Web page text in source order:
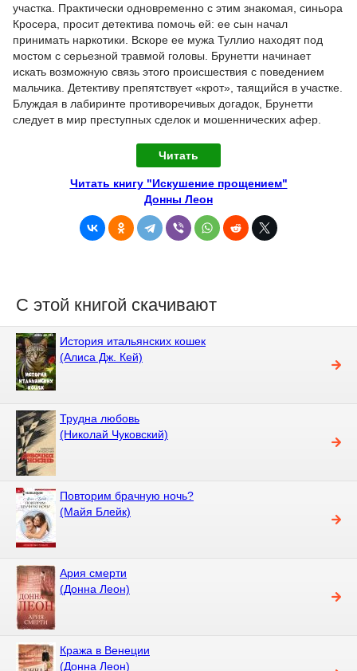
участка. Практически одновременно с этим знакомая, синьора
Кросера, просит детектива помочь ей: ее сын начал
принимать наркотики. Вскоре ее мужа Туллио находят под
мостом с серьезной травмой головы. Брунетти начинает
искать возможную связь этого происшествия с поведением
мальчика. Детективу препятствует «крот», таящийся в участке.
Блуждая в лабиринте противоречивых догадок, Брунетти
следует в мир преступных сделок и мошеннических афер.
Читать
Читать книгу "Искушение прощением"
Донны Леон
С этой книгой скачивают
История итальянских кошек
(Алиса Дж. Кей)
Трудна любовь
(Николай Чуковский)
Повторим брачную ночь?
(Майя Блейк)
Ария смерти
(Донна Леон)
Кража в Венеции
(Донна Леон)